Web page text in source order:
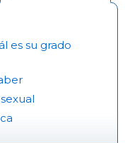
es su grado